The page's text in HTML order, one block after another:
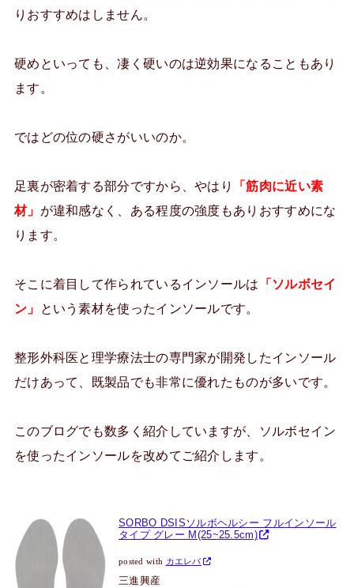
りおすすめはしません。
硬めといっても、凄く硬いのは逆効果になることもあり
ます。
ではどの位の硬さがいいのか。
足裏が密着する部分ですから、やはり
「筋肉に近い素
材」 が違和感なく、ある程度の強度もありおすすめにな
ります。
そこに着目して作られているインソールは 「ソルボセイ
ン」
という素材を使ったインソールです。
整形外科医と理学療法士の専門家が開発したインソール
だけあって、既製品でも非常に優れたものが多いです。
このブログでも数多く紹介していますが、ソルボセイン
を使ったインソールを改めてご紹介します。
SORBO DSISソルボヘルシー フルインソール
タイプ グレー M(25~25.5cm)
posted with カエレバ
三進興産